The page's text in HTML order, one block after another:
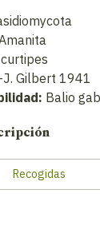
curtipes
J. Gilbert 1941
Balio
Recogidas